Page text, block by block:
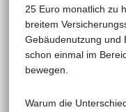
25 Euro monatlich zu
breitem
Gebäudenutzung und
schon einmal im
bewegen.
Warum die